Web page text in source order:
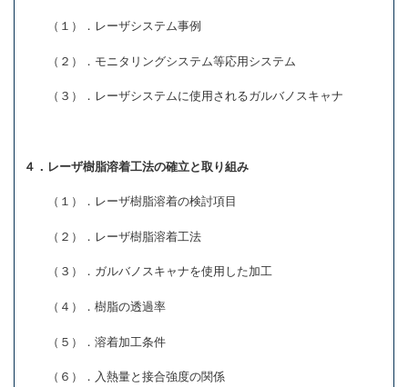
（１）．レーザシステム事例
（２）．モニタリングシステム等応用システム
（３）．レーザシステムに使用されるガルバノスキャナ
４．レーザ樹脂溶着工法の確立と取り組み
（１）．レーザ樹脂溶着の検討項目
（２）．レーザ樹脂溶着工法
（３）．ガルバノスキャナを使用した加工
（４）．樹脂の透過率
（５）．溶着加工条件
（６）．入熱量と接合強度の関係